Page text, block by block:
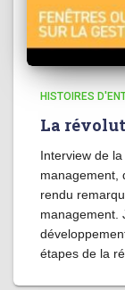
HISTOIRES
La
Interview de
management,
rendu
management.
étapes de la